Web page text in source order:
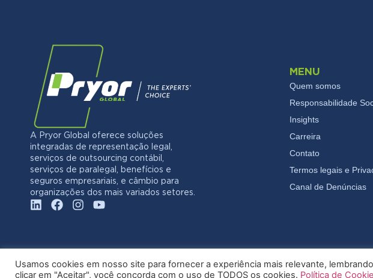
A Pryor Global oferece soluções
integradas de representação legal,
serviços de outsourcing contábil,
serviços de paralegal, benefícios e
seguros empresariais, e câmbio para
organizações dos mais variados setores.
MENU
Quem somos
Responsabilidade
Insights
Carreira
Contato
Termos legais e
Canal de Denúncias
Usamos cookies em nosso site para fornecer a experiência mais relevante,
clicar em "Aceitar", você concorda com o uso de TODOS os cookies. Política de